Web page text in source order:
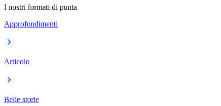
I nostri formati di punta
Approfondimenti
Articolo
Belle storie